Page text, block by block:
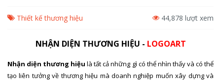
Thiết kế thương hiệu 44,878 lượt xem
NHẬN DIỆN THƯƠNG HIỆU - LOGOART
Nhận diện thương hiệulà tất cả những gì có thể nhìn thấy và có thể
tạo liên tưởng về thương hiệu mà doanh nghiệp muốn xây dựng và